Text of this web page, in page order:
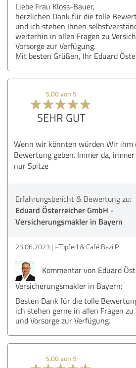
Liebe Frau Kloss-Bauer,
herzlichen Dank für die tolle
und ich stehen Ihnen
weiterhin in allen Fragen zu
Vorsorge zur Verfügung.
Mit besten Grüßen, Ihr Eduard
5,00 von 5
SEHR GUT
Wenn wir könnten würden Wir ihm
Bewertung geben. Immer da,
nur Spitze
Erfahrungsbericht & Bewertung zu:
Eduard Österreicher GmbH -
Versicherungsmakler in Bayern
23.06.2023 i-Tüpferl & Café Bazi P.
Kommentar von Eduard
Versicherungsmakler in Bayern:
Besten Dank für die tolle
ich stehen gerne in allen Fragen zu
und Vorsorge zur Verfügung.
5,00 von 5